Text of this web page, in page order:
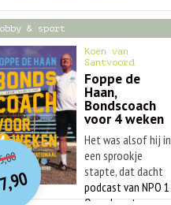
& sport
Koen van
Santvoord
Foppe de
Haan,
Bondscoach
voor 4 weken
Het was alsof hij in
een sprookje
stapte, dat dacht
Foppe de Haan,
podcast van NPO 1
O
orspr
onkelijke
prijs
was:
€ 15,00.
Huidige
prijs
is:
€ 7,90.